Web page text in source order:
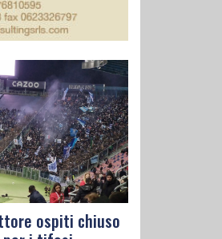
ospiti chiuso